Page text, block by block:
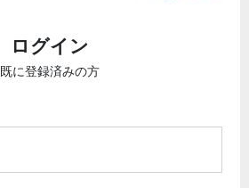
ログイン
既に登録済みの方